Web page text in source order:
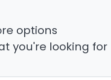
options.
you're looking for.